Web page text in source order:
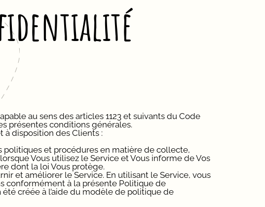
au sens des articles 1123 et suivants du Code
présentes conditions générales.
à disposition des Clients :
et procédures en matière de collecte,
Vous utilisez le Service et Vous informe de Vos
dont la loi Vous protège.
et améliorer le Service. En utilisant le Service, vous
conformément à la présente Politique de
créée à l’aide du modèle de politique de